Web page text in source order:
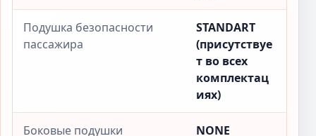
Подушка безопасности
пассажира
STANDART
(присутствуе
т во всех
комплектац
иях)
Боковые подушки
NONE